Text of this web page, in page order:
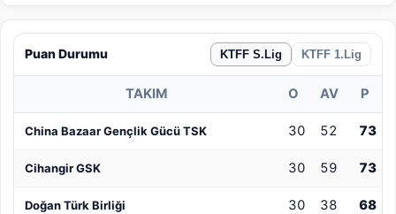
Puan Durumu KTFF S.Lig KTFF 1.Lig
TAKIM O AV P
China Bazaar Gençlik Gücü TSK 30 52 73
Cihangir GSK 30 59 73
Doğan Türk Birliği 30 38 68